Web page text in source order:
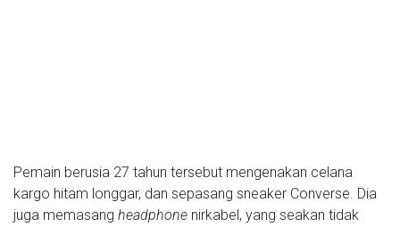
Pemain berusia 27 tahun tersebut mengenakan celana
kargo hitam longgar, dan sepasang sneaker Converse. Dia
juga memasang headphone nirkabel, yang seakan tidak